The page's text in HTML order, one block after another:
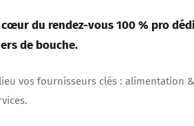
cœur du rendez-vous 100 % pro
de bouche.
vos fournisseurs clés : alimentation